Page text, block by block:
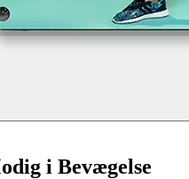
i Bevægelse